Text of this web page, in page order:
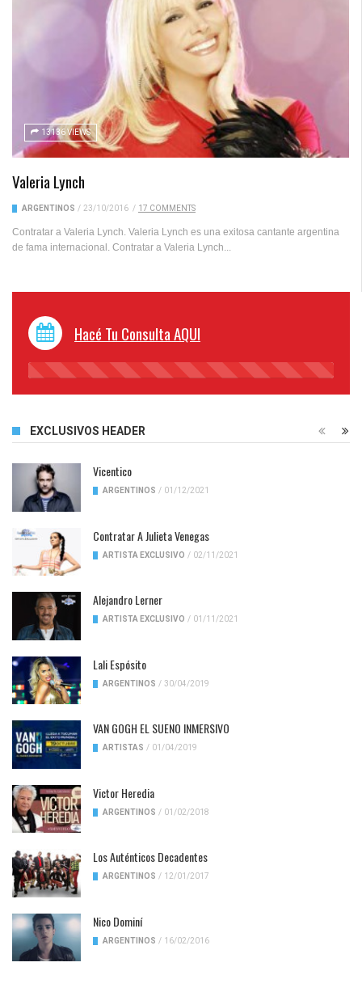
13136 VIEWS
Valeria Lynch
ARGENTINOS / 23/10/2016 / 17 COMMENTS
Contratar a Valeria Lynch. Valeria Lynch es una exitosa cantante argentina
de fama internacional. Contratar a Valeria Lynch...
Hacé Tu Consulta AQUI
45%
EXCLUSIVOS HEADER
Vicentico
ARGENTINOS / 01/12/2021
Contratar A Julieta Venegas
ARTISTA EXCLUSIVO / 02/11/2021
Alejandro Lerner
ARTISTA EXCLUSIVO / 01/11/2021
Lali Espósito
ARGENTINOS / 30/04/2019
VAN GOGH EL SUENO INMERSIVO
ARTISTAS / 01/04/2019
Victor Heredia
ARGENTINOS / 01/02/2018
Los Auténticos Decadentes
ARGENTINOS / 12/01/2017
Nico Dominí
ARGENTINOS / 16/02/2016